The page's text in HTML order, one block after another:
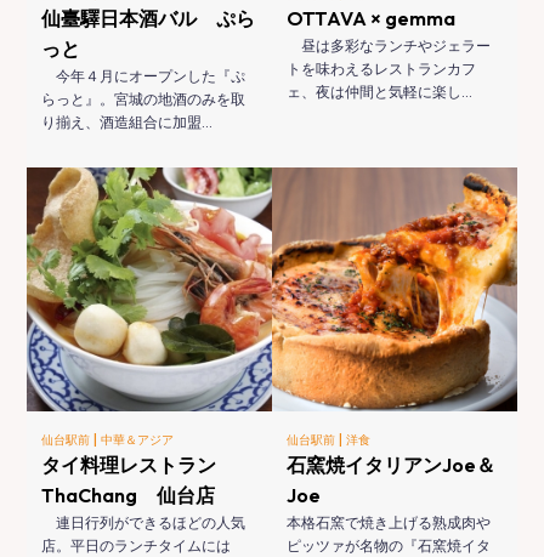
仙臺驛日本酒バル ぷら
っと
今年４月にオープンした『ぷ
らっと』。宮城の地酒のみを取
り揃え、酒造組合に加盟…
OTTAVA × gemma
昼は多彩なランチやジェラー
トを味わえるレストランカフ
ェ、夜は仲間と気軽に楽し…
仙台駅前 |中華＆アジア
タイ料理レストラン
ThaChang 仙台店
連日行列ができるほどの人気
店。平日のランチタイムには
仙台駅前 | 洋食
石窯焼イタリアンJoe＆
Joe
本格石窯で焼き上げる熟成肉や
ピッツァが名物の『石窯焼イタ